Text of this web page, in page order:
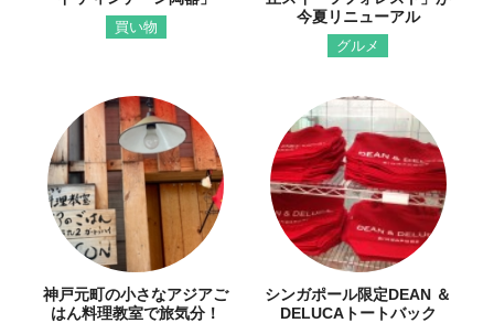
買い物
今夏リニューアル
グルメ
神戸元町の小さなアジアご
はん料理教室で旅気分！
シンガポール限定DEAN ＆
DELUCAトートバック